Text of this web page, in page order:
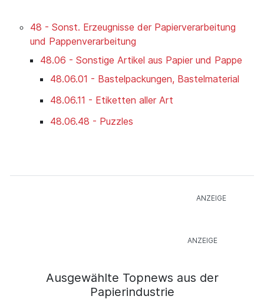
48 - Sonst. Erzeugnisse der Papierverarbeitung
und Pappenverarbeitung
48.06 - Sonstige Artikel aus Papier und Pappe
48.06.01 - Bastelpackungen, Bastelmaterial
48.06.11 - Etiketten aller Art
48.06.48 - Puzzles
Ausgewählte Topnews aus der
Papierindustrie